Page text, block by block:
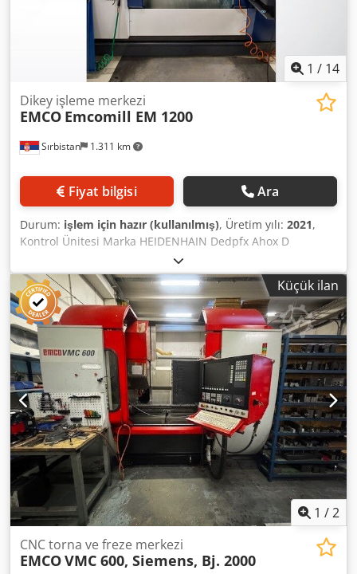
1 / 14
Sırbistan 1.311 km
Dikey işleme merkezi
EMCO Emcomill EM 1200
Fiyat bilgisi Ara
Durum: işlem için hazır (kullanılmış), Üretim yılı: 2021,
Kontrol Ünitesi Marka HEIDENHAIN Dedpfx Ahox D
Dzdoyeck Model TNC 620 Tabla Tabla taşıma kapasitesi
1500 kg Ana Tahrik Eksen sayısı 4 Mil hızı 15000 dev/dak
Takım konikliği SK 40 Hareketler X-Ekseni Hareketi 1200
mm Z-Ekseni Hareketi 500 mm Y-Ekseni Hareketi 610 mm
Takımlar Depodaki takım yuvası sayısı 32 Bu 4 eksenli
EMCO Emcomill EM 1200, 2021 yılında üretilmiştir. TNC
620 HEIDENHAIN kontrol ünitesi, 15.000 dev/dak mil ve
SK40 takım tutucuya sahiptir. Makine, X-1200, Y-610, Z-500
hareket mesafeleri ve maksimum 1500 kg iş parçası
kapasitesi sunar. 32 takım kapasitesi ve 3300 çalışma saati
ile bu EMCO Emcomill EM 1200 dik işleme merkezini satın
almak için fırsatı değerlendirin. Daha fazla bilgi için
bizimle iletişime geçin. Uygulama Türleri Frezeleme
Küçük ilan
1 /2
CNC torna ve freze merkezi
EMCOVMC 600, Siemens, Bj. 2000